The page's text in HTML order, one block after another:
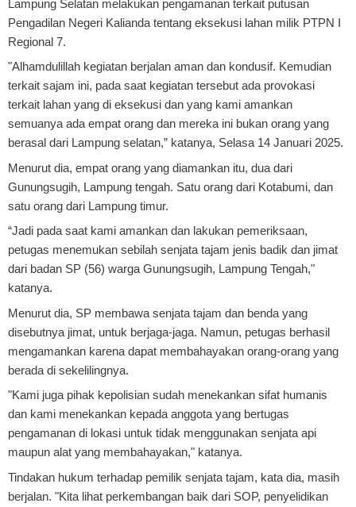
Lampung Selatan melakukan pengamanan terkait putusan
Pengadilan Negeri Kalianda tentang eksekusi lahan milik PTPN I
Regional 7.
"Alhamdulillah kegiatan berjalan aman dan kondusif. Kemudian
terkait sajam ini, pada saat kegiatan tersebut ada provokasi
terkait lahan yang di eksekusi dan yang kami amankan
semuanya ada empat orang dan mereka ini bukan orang yang
berasal dari Lampung selatan,” katanya, Selasa 14 Januari 2025.
Menurut dia, empat orang yang diamankan itu, dua dari
Gunungsugih, Lampung tengah. Satu orang dari Kotabumi, dan
satu orang dari Lampung timur.
“Jadi pada saat kami amankan dan lakukan pemeriksaan,
petugas menemukan sebilah senjata tajam jenis badik dan jimat
dari badan SP (56) warga Gunungsugih, Lampung Tengah,"
katanya.
Menurut dia, SP membawa senjata tajam dan benda yang
disebutnya jimat, untuk berjaga-jaga. Namun, petugas berhasil
mengamankan karena dapat membahayakan orang-orang yang
berada di sekelilingnya.
"Kami juga pihak kepolisian sudah menekankan sifat humanis
dan kami menekankan kepada anggota yang bertugas
pengamanan di lokasi untuk tidak menggunakan senjata api
maupun alat yang membahayakan," katanya.
Tindakan hukum terhadap pemilik senjata tajam, kata dia, masih
berjalan. "Kita lihat perkembangan baik dari SOP, penyelidikan